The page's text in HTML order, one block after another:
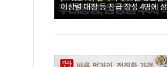
이상렬 대장 등 진급 장성 4명에
직접 수여｜26.08.07 장성 진급·